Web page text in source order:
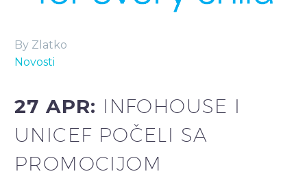
By Zlatko
Novosti
27 APR: INFOHOUSE I
UNICEF POČELI SA
PROMOCIJOM